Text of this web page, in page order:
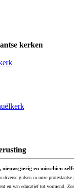
kerken
nieuwsgierig en misschien
diverse gidsen in onze
en van educatief tot vormend.